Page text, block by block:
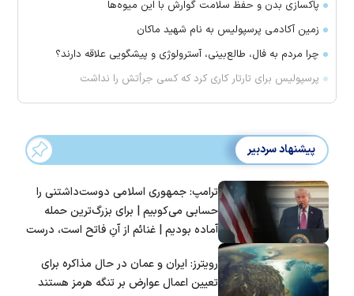
پاکسازی بدن و حفظ سلامت گوارش با این میوه‌ها
زمین آکادمی پرسپولیس به نام شهید ماکان
چرا مردم به فال، طالع‌بینی، آسترولوژی و پیشگویی علاقه دارند؟
پرسپولیس برای تارتار کاری کرد که کسی جرأتش را نداشت
پیشنهاد سردبیر
ترامپ: جمهوری اسلامی دوست‌داشتنی را
حسابی می‌کوبیم | برای بزرگ‌ترین حمله
آماده بودیم | غنائم از آنِ فاتح است، درست
رویترز: ایران و عمان در حال مذاکره برای
تعیین اعمال عوارض بر تنگه هرمز هستند